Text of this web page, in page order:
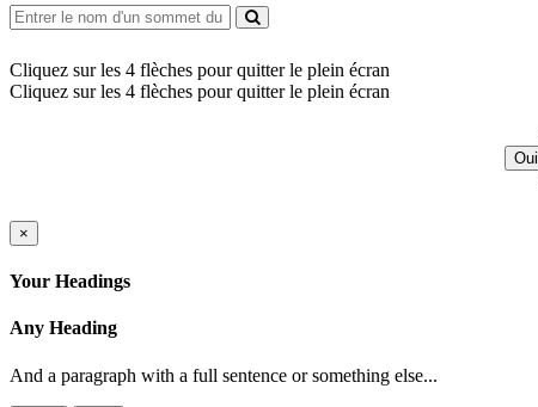
Cliquez sur les 4 flèches pour quitter le plein écran
Cliquez sur les 4 flèches pour quitter le plein écran
Oui
×
Your Headings
Any Heading
And a paragraph with a full sentence or something else...